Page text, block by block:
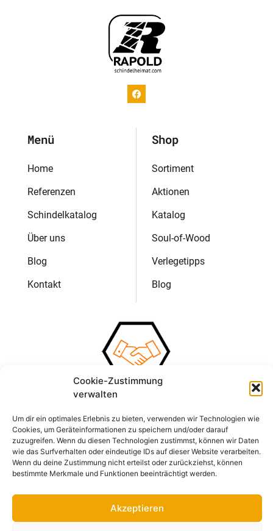
Cookie-Zustimmung
verwalten
Um dir ein optimales Erlebnis zu bieten, verwenden wir Technologien wie
Cookies, um Geräteinformationen zu speichern und/oder darauf
zuzugreifen. Wenn du diesen Technologien zustimmst, können wir Daten
wie das Surfverhalten oder eindeutige IDs auf dieser Website verarbeiten.
Wenn du deine Zustimmung nicht erteilst oder zurückziehst, können
bestimmte Merkmale und Funktionen beeinträchtigt werden.
Akzeptieren
Menü
Home
Referenzen
Schindelkatalog
Über uns
Blog
Kontakt
Shop
Sortiment
Aktionen
Katalog
Soul-of-Wood
Verlegetipps
Blog
Impressum Datenschutz AGB